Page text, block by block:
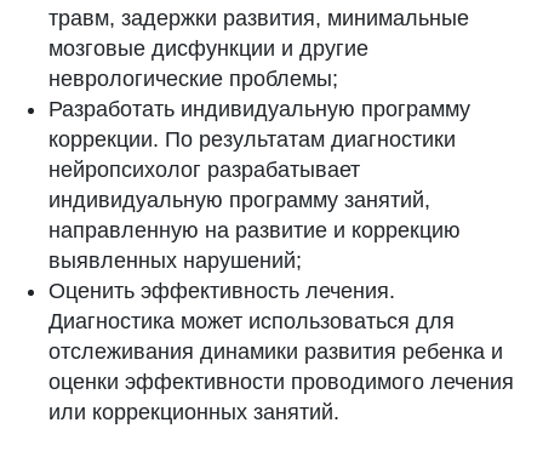
травм, задержки развития, минимальные
мозговые дисфункции и другие
неврологические проблемы;
Разработать индивидуальную программу
коррекции. По результатам диагностики
нейропсихолог разрабатывает
индивидуальную программу занятий,
направленную на развитие и коррекцию
выявленных нарушений;
Оценить эффективность лечения.
Диагностика может использоваться для
отслеживания динамики развития ребенка и
оценки эффективности проводимого лечения
или коррекционных занятий.